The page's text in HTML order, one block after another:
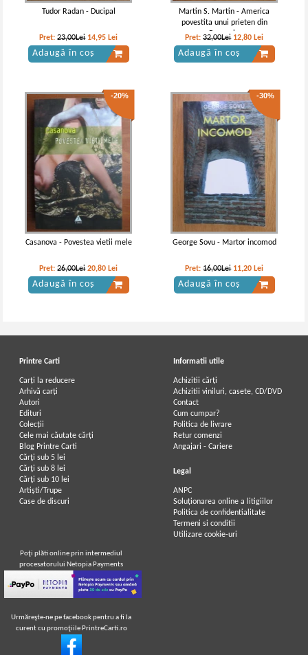
Tudor Radan - Ducipal
Pret:23,00Lei 14,95 Lei
Adaugă în coș
Martin S. Martin - America
povestita unui prieten din
Romania
Pret:32,00Lei 12,80 Lei
Adaugă în coș
-20%
Casanova - Povestea vietii mele
Pret:26,00Lei 20,80 Lei
Adaugă în coș
-30%
George Sovu - Martor incomod
Pret:16,00Lei 11,20 Lei
Adaugă în coș
Printre Carti
Carți la reducere
Arhivă carți
Autori
Edituri
Colecții
Cele mai căutate cărți
Blog Printre Carti
Cărţi sub 5 lei
Cărţi sub 8 lei
Cărţi sub 10 lei
Artiști/Trupe
Case de discuri
Informatii utile
Achizitii cărți
Achizitii viniluri, casete, CD/DVD
Contact
Cum cumpar?
Politica de livrare
Retur comenzi
Angajari - Cariere
Legal
ANPC
Soluționarea online a litigiilor
Politica de confidentialitate
Termeni si conditii
Utilizare cookie-uri
Poţi plăti online prin intermediul
procesatorului Netopia Payments
Urmăreşte-ne pe facebook pentru a fi la
curent cu promoţiile PrintreCarti.ro